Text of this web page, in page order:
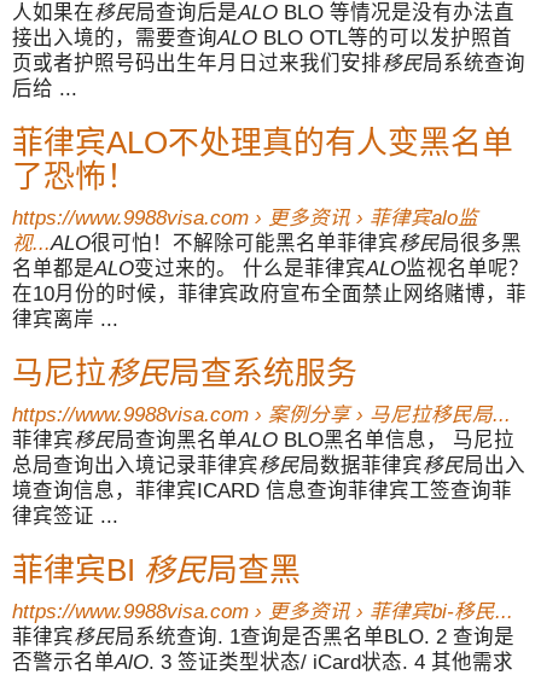
人如果在移民局查询后是ALO BLO 等情况是没有办法直
接出入境的，需要查询ALO BLO OTL等的可以发护照首
页或者护照号码出生年月日过来我们安排移民局系统查询
后给 ...
菲律宾ALO不处理真的有人变黑名单
了恐怖！
https://www.9988visa.com › 更多资讯 › 菲律宾alo监
视...ALO很可怕！不解除可能黑名单菲律宾移民局很多黑
名单都是ALO变过来的。 什么是菲律宾ALO监视名单呢？
在10月份的时候，菲律宾政府宣布全面禁止网络赌博，菲
律宾离岸 ...
马尼拉移民局查系统服务
https://www.9988visa.com › 案例分享 › 马尼拉移民局...
菲律宾移民局查询黑名单ALO BLO黑名单信息， 马尼拉
总局查询出入境记录菲律宾移民局数据菲律宾移民局出入
境查询信息，菲律宾ICARD 信息查询菲律宾工签查询菲
律宾签证 ...
菲律宾BI 移民局查黑
https://www.9988visa.com › 更多资讯 › 菲律宾bi-移民...
菲律宾移民局系统查询. 1查询是否黑名单BLO. 2 查询是
否警示名单AlO. 3 签证类型状态/ iCard状态. 4 其他需求